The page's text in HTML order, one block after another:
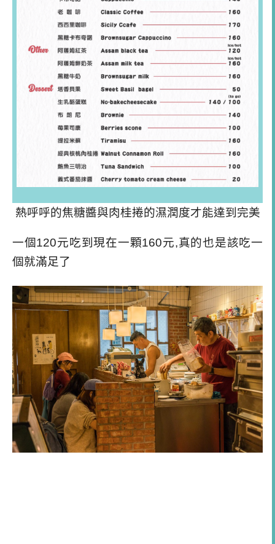
熱呼呼的焦糖醬與肉桂捲的濕潤度才能達到完美
一個120元吃到現在一顆160元,真的也是該吃一
個就滿足了